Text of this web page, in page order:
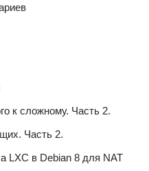
к сложному. Часть 2.
Часть 2.
LXC в Debian 8 для NAT